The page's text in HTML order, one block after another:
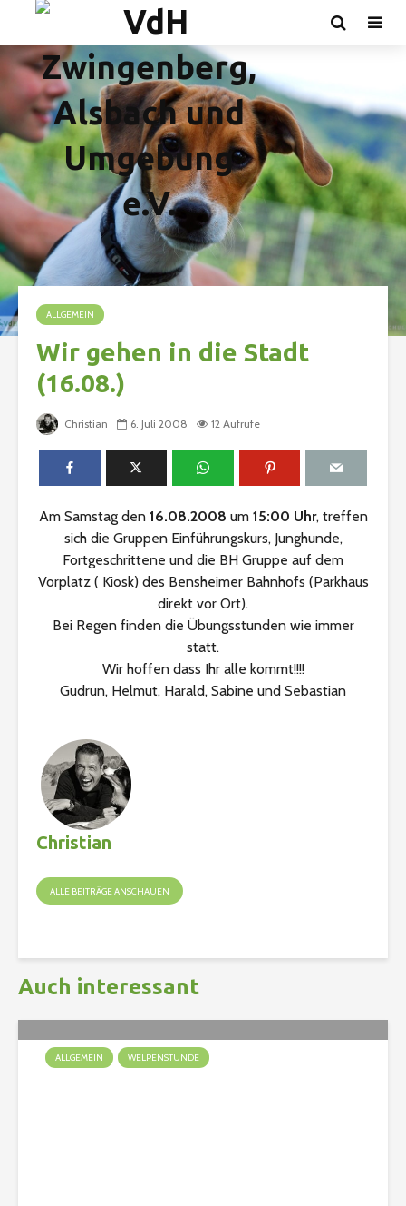
ALLGEMEIN
Wir gehen in die Stadt
(16.08.)
Christian 6. Juli 2008 12 Aufrufe
Am Samstag den 16.08.2008 um 15:00 Uhr, treffen
sich die Gruppen Einführungskurs, Junghunde,
Fortgeschrittene und die BH Gruppe auf dem
Vorplatz ( Kiosk) des Bensheimer Bahnhofs (Parkhaus
direkt vor Ort).
Bei Regen finden die Übungsstunden wie immer
statt.
Wir hoffen dass Ihr alle kommt!!!!
Gudrun, Helmut, Harald, Sabine und Sebastian
Christian
ALLE BEITRÄGE ANSCHAUEN
Auch interessant
ALLGEMEIN WELPENSTUNDE